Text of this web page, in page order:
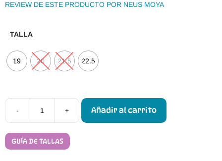
REVIEW DE ESTE PRODUCTO POR NEUS MOYA
TALLA
19 20 21.5 22.5
-
Attipas
Azul
+ Añadir al carrito
GUÍA DE TALLAS